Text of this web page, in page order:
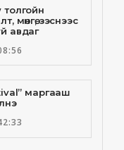
толгойн
мөнгө, зэснээс
авдаг
маргааш